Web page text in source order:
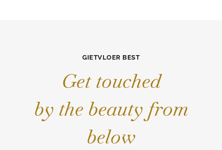
GIETVLOER BEST
Get touched
by the beauty from
below